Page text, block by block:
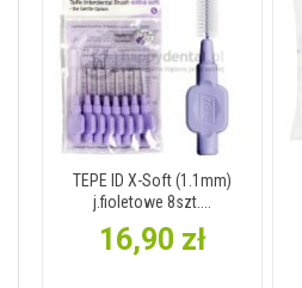
TEPE ID X-Soft (1.1mm)
j.fioletowe 8szt....
16,90 zł